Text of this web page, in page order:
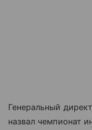
Генеральный
назвал чемпионат